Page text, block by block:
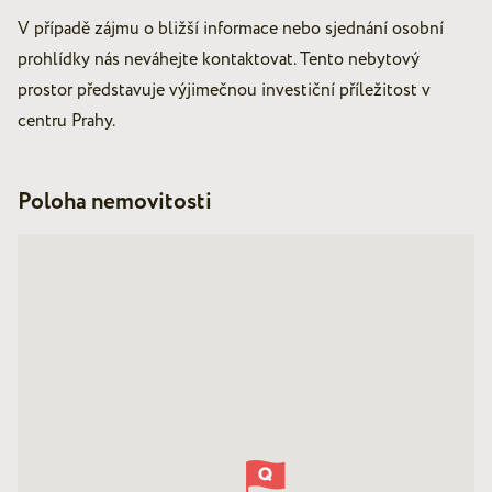
V případě zájmu o bližší informace nebo sjednání osobní
prohlídky nás neváhejte kontaktovat. Tento nebytový
prostor představuje výjimečnou investiční příležitost v
centru Prahy.
Poloha nemovitosti